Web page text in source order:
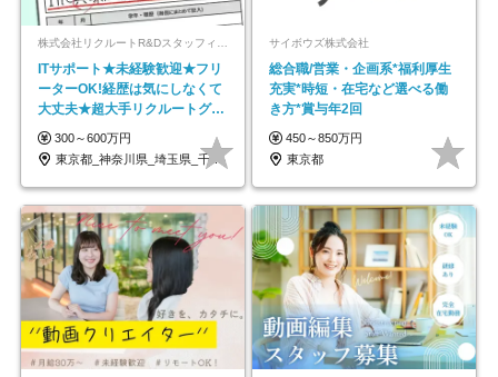
株式会社リクルートR&Dスタッフィング【リクルートグループ】
ITサポート★未経験歓迎★フリ
ーターOK!経歴は気にしなくて
大丈夫★超大手リクルートグル
ープの正社員/sg
300～600万円
東京都_神奈川県_埼玉県_千葉県_大阪府…
サイボウズ株式会社
総合職/営業・企画系*福利厚生
充実*時短・在宅など選べる働
き方*賞与年2回
450～850万円
東京都